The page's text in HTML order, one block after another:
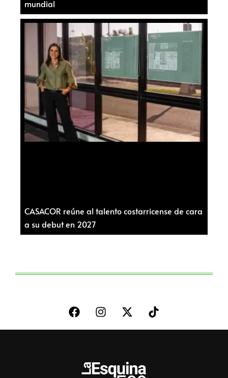
mundial
CASACOR reúne al talento costarricense de cara
a su debut en 2027